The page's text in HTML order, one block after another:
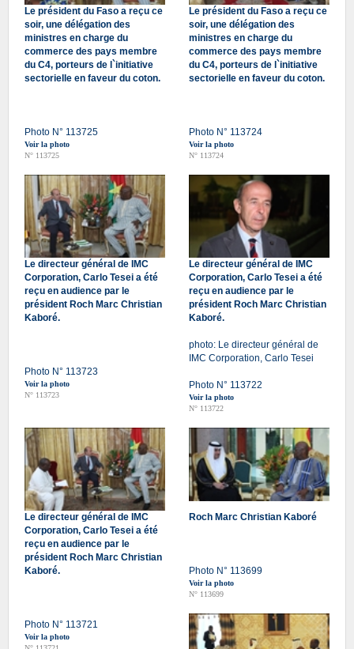
Le président du Faso a reçu ce
soir, une délégation des
ministres en charge du
commerce des pays membre
du C4, porteurs de l`initiative
sectorielle en faveur du coton.
Photo N° 113725
Voir la photo
N° 113725
Le président du Faso a reçu ce
soir, une délégation des
ministres en charge du
commerce des pays membre
du C4, porteurs de l`initiative
sectorielle en faveur du coton.
Photo N° 113724
Voir la photo
N° 113724
Le directeur général de IMC
Corporation, Carlo Tesei a été
reçu en audience par le
président Roch Marc Christian
Kaboré.
Photo N° 113723
Voir la photo
N° 113723
Le directeur général de IMC
Corporation, Carlo Tesei a été
reçu en audience par le
président Roch Marc Christian
Kaboré.
photo: Le directeur général de
IMC Corporation, Carlo Tesei
Photo N° 113722
Voir la photo
N° 113722
Le directeur général de IMC
Corporation, Carlo Tesei a été
reçu en audience par le
président Roch Marc Christian
Kaboré.
Photo N° 113721
Voir la photo
Roch Marc Christian Kaboré
Photo N° 113699
Voir la photo
N° 113699